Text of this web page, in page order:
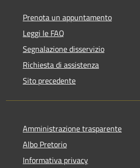
Prenota un appuntamento
Leggi le FAQ
Segnalazione disservizio
Richiesta di assistenza
Sito precedente
Amministrazione trasparente
Albo Pretorio
Informativa privacy